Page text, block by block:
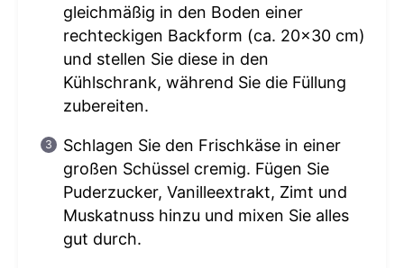
gleichmäßig in den Boden einer
rechteckigen Backform (ca. 20×30 cm)
und stellen Sie diese in den
Kühlschrank, während Sie die Füllung
zubereiten.
Schlagen Sie den Frischkäse in einer
großen Schüssel cremig. Fügen Sie
Puderzucker, Vanilleextrakt, Zimt und
Muskatnuss hinzu und mixen Sie alles
gut durch.